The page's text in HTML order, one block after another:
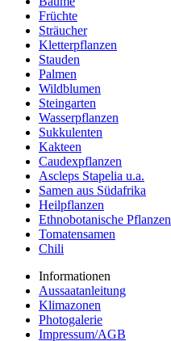
Früchte
Sträucher
Kletterpflanzen
Stauden
Palmen
Wildblumen
Steingarten
Wasserpflanzen
Sukkulenten
Kakteen
Caudexpflanzen
Ascleps Stapelia u.a.
Samen aus Südafrika
Heilpflanzen
Ethnobotanische Pflanzen
Tomatensamen
Chili
Informationen
Aussaatanleitung
Klimazonen
Photogalerie
Impressum/AGB